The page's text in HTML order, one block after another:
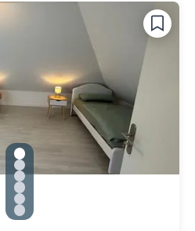
gallery.slide_selector
Zu Slide 1 wechseln
Zu Slide 2 wechseln
Zu Slide 3 wechseln
Zu Slide 4 wechseln
Zu Slide 5 wechseln
Zu Slide 6 wechseln